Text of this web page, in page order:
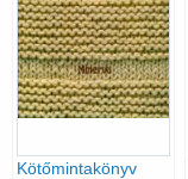
Kötőmintakönyv